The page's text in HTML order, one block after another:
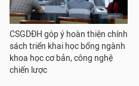
CSGDĐH góp ý hoàn thiện chính
sách triển khai học bổng ngành
khoa học cơ bản, công nghệ
chiến lược